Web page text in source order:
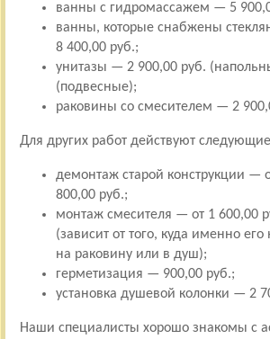
ванны с гидромассажем — 5
ванны, которые снабжены
8 400,00 руб.;
унитазы — 2 900,00 руб.
(подвесные);
раковины со смесителем — 2
Для других работ действуют
демонтаж старой конструкции —
800,00 руб.;
монтаж смесителя — от 1 600,00
(зависит от того, куда именно
на раковину или в душ);
герметизация — 900,00 руб.;
установка душевой колонки — 2
Наши специалисты хорошо знакомы с